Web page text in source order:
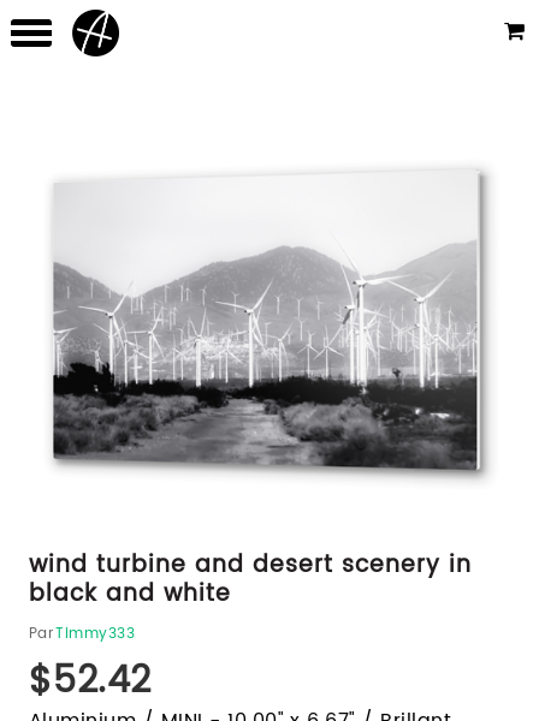
wind turbine and desert scenery in
black and white
ParTimmy333
$52.42